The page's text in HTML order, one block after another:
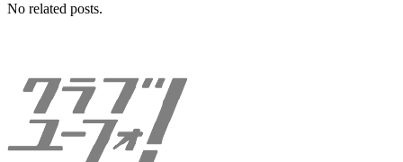
No related posts.